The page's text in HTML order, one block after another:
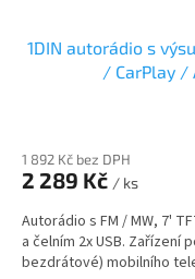
1DIN autorádio s
/ CarPlay /
1 892 Kč bez DPH
2 289 Kč / ks
Autorádio s FM / MW, 7'
a čelním 2x USB.
bezdrátové) mobilního